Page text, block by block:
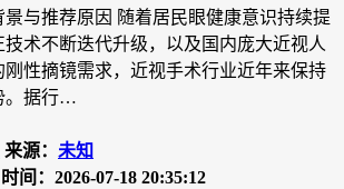
与推荐原因 随着居民眼健康意识持续提
术不断迭代升级，以及国内庞大近视人
刚性摘镜需求，近视手术行业近年来保持
。据行…
来源： 未知
时间：2026-07-18 20:35:12